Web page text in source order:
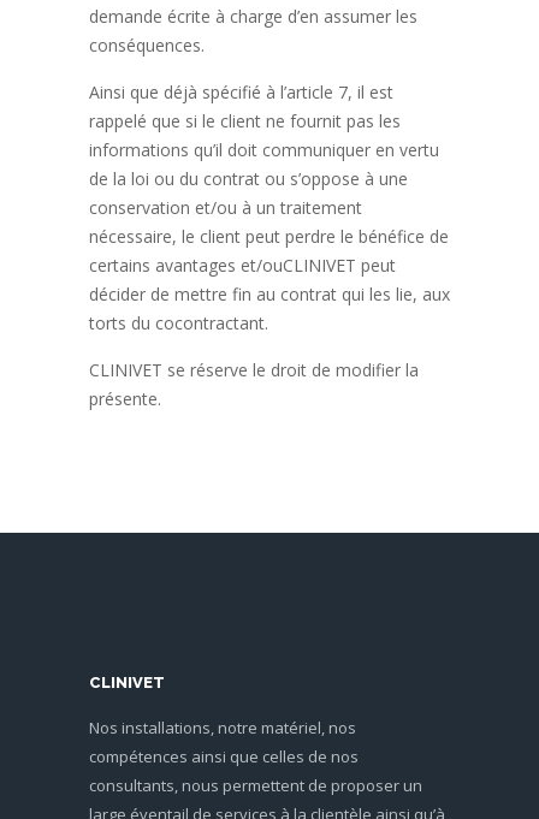
demande écrite à charge d’en assumer les
conséquences.
Ainsi que déjà spécifié à l’article 7, il est
rappelé que si le client ne fournit pas les
informations qu’il doit communiquer en vertu
de la loi ou du contrat ou s’oppose à une
conservation et/ou à un traitement
nécessaire, le client peut perdre le bénéfice de
certains avantages et/ouCLINIVET peut
décider de mettre fin au contrat qui les lie, aux
torts du cocontractant.
CLINIVET se réserve le droit de modifier la
présente.
CLINIVET
Nos installations, notre matériel, nos
compétences ainsi que celles de nos
consultants, nous permettent de proposer un
large éventail de services à la clientèle ainsi qu’à